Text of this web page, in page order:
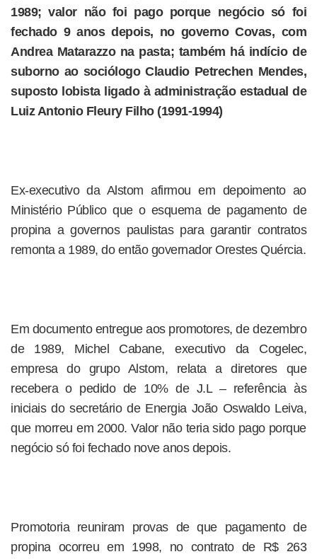
1989; valor não foi pago porque negócio só foi
fechado 9 anos depois, no governo Covas, com
Andrea Matarazzo na pasta; também há indício de
suborno ao sociólogo Claudio Petrechen Mendes,
suposto lobista ligado à administração estadual de
Luiz Antonio Fleury Filho (1991-1994)
Ex-executivo da Alstom afirmou em depoimento ao
Ministério Público que o esquema de pagamento de
propina a governos paulistas para garantir contratos
remonta a 1989, do então governador Orestes Quércia.
Em documento entregue aos promotores, de dezembro
de 1989, Michel Cabane, executivo da Cogelec,
empresa do grupo Alstom, relata a diretores que
recebera o pedido de 10% de J.L – referência às
iniciais do secretário de Energia João Oswaldo Leiva,
que morreu em 2000. Valor não teria sido pago porque
negócio só foi fechado nove anos depois.
Promotoria reuniram provas de que pagamento de
propina ocorreu em 1998, no contrato de R$ 263